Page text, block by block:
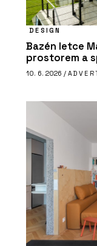
DESIGN
Bazén letce
prostorem a
10. 6. 2026 /